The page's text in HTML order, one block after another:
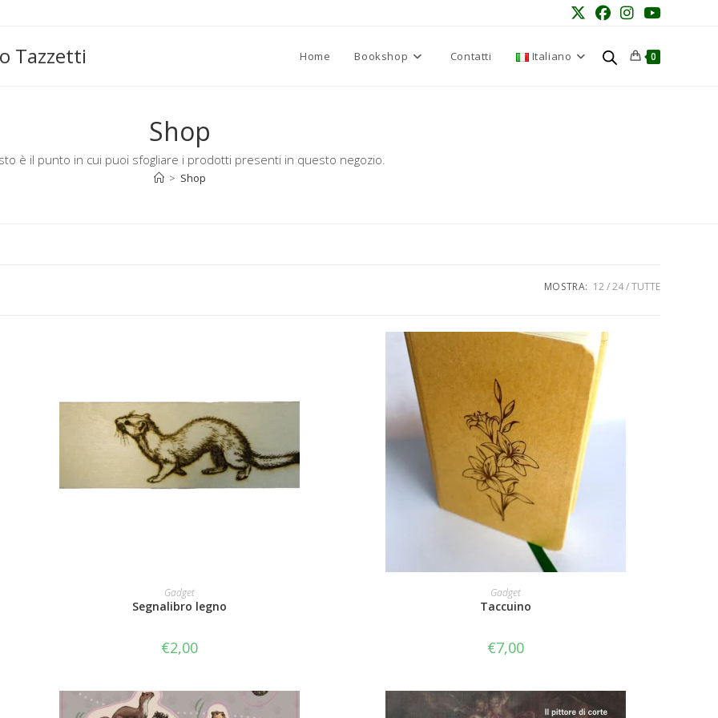
Tazzetti Home Bookshop Contatti Italiano 0
Shop
è il punto in cui puoi sfogliare i prodotti presenti in questo negozio.
> Shop
MOSTRA: 12 24 TUTTE
AGGIUNGI AL CARRELLO
Gadget
Segnalibro legno
€2,00
AGGIUNGI AL CARRELLO
Gadget
Taccuino
€7,00